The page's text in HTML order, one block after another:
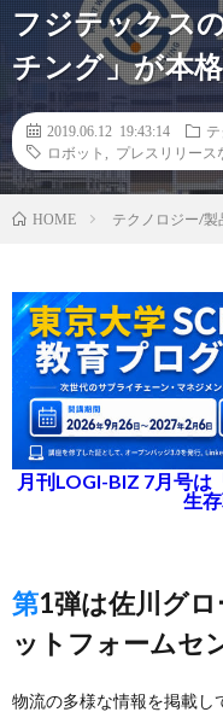
フジテックス
チング」が本
2019.06.12 19:43:14
ロボット
プレスリリース
HOME テクノロジー/製
月刊LOGI-BIZ 7月号は
生
第1弾は佐川グローバルロジのEC向けプラ
ットフォームセ
物流の多様な情報を掲載し